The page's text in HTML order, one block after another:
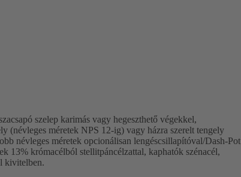
szelep karimás vagy hegeszthető végekkel,
(névleges méretek NPS 12-ig) vagy házra szerelt tengely
névleges méretek opcionálisan lengéscsillapítóval/Dash-Pot
13% krómacélból stellitpáncélzattal, kaphatók szénacél,
kivitelben.